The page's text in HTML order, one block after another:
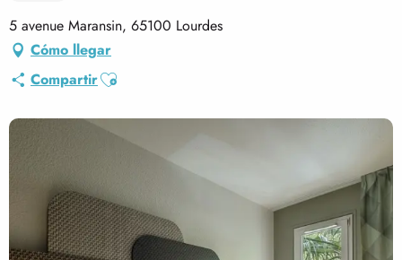
5 avenue Maransin, 65100 Lourdes
Cómo llegar
CompartirAjouter aux favoris